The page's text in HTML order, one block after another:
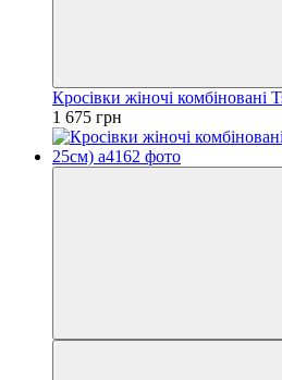
Кросівки жіночі
1 675 грн